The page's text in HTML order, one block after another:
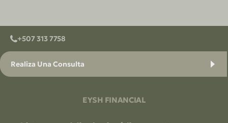
+507 313 7758
Realiza Una Consulta
EYSH FINANCIAL